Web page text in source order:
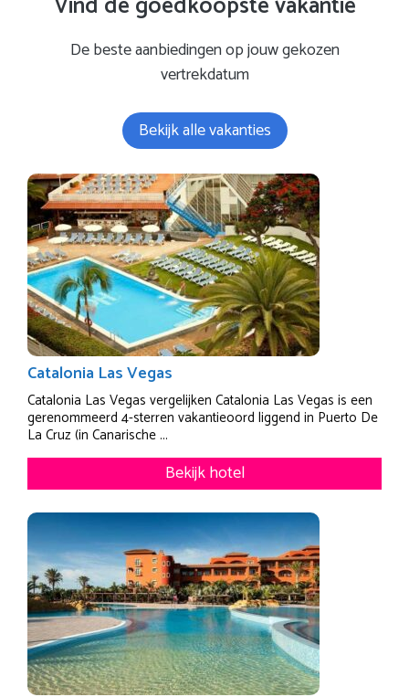
De beste aanbiedingen op jouw gekozen
vertrekdatum
Bekijk alle vakanties
Catalonia Las Vegas
Catalonia Las Vegas vergelijken Catalonia Las Vegas is een
gerenommeerd 4-sterren vakantieoord liggend in Puerto De
La Cruz (in Canarische ...
Bekijk hotel